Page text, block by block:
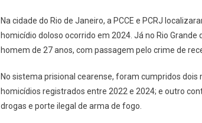
Na cidade do Rio de Janeiro, a PCCE e PCRJ
homicídio doloso ocorrido em 2024. Já no Rio
homem de 27 anos, com passagem pelo crime de
No sistema prisional cearense, foram cumpridos
homicídios registrados entre 2022 e 2024; e outro
drogas e porte ilegal de arma de fogo.